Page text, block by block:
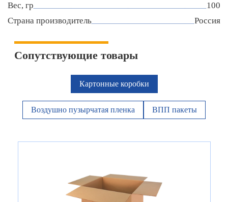
Вес, гр
100
Страна производитель
Россия
Сопутствующие товары
Картонные коробки
Воздушно пузырчатая пленка ВПП пакеты